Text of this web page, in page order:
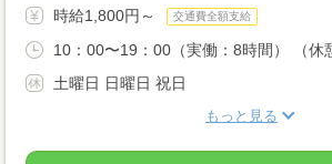
時給1,800円～ 交通費全額支給
10：00〜19：00（実働：8時間） （休
土曜日 日曜日 祝日
もっと見る